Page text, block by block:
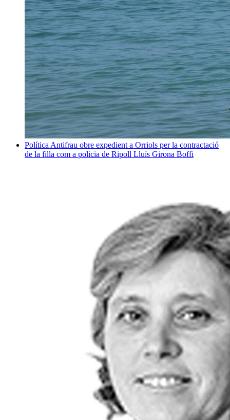
Política Antifrau obre expedient a Orriols per la contractació
de la filla com a policia de Ripoll Lluís Girona Boffi